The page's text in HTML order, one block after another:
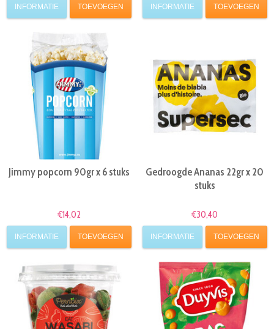
INFORMATIE TOEVOEGEN INFORMATIE TOEVOEGEN
Jimmy popcorn 90gr x 6 stuks
€14,02
INFORMATIE TOEVOEGEN
Gedroogde Ananas 22gr x 20
stuks
€30,40
INFORMATIE TOEVOEGEN